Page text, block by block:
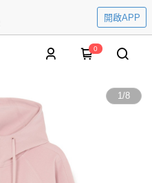
開啟APP
0
1/8